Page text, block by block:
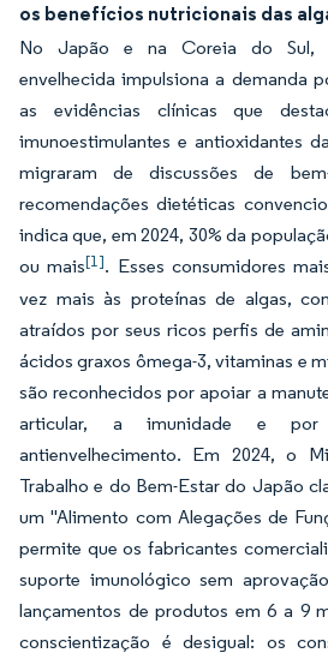
os benefícios nutricionais das
No Japão e na Coreia do Sul,
envelhecida impulsiona a demanda
as evidências clínicas que
imunoestimulantes e antioxidantes
migraram de discussões de
recomendações dietéticas
indica que, em 2024, 30% da
ou mais[1]. Esses consumidores
vez mais às proteínas de algas,
atraídos por seus ricos perfis de
ácidos graxos ômega-3, vitaminas e
são reconhecidos por apoiar a
articular, a imunidade e por
antienvelhecimento. Em 2024, o
Trabalho e do Bem-Estar do Japão
um "Alimento com Alegações de
permite que os fabricantes
suporte imunológico sem
lançamentos de produtos em 6 a 9
conscientização é desigual: os